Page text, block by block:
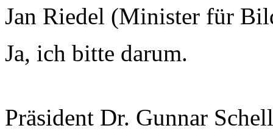
Jan Riedel (Minister für
Ja, ich bitte darum.
Präsident Dr. Gunnar